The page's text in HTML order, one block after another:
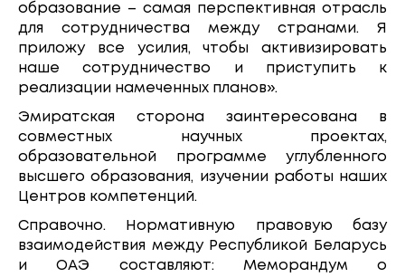
образование – самая перспективная отрасль
для сотрудничества между странами. Я
приложу все усилия, чтобы активизировать
наше сотрудничество и приступить к
реализации намеченных планов».
Эмиратская сторона заинтересована в
совместных научных проектах,
образовательной программе углубленного
высшего образования, изучении работы наших
Центров компетенций.
Справочно. Нормативную правовую базу
взаимодействия между Республикой Беларусь
и ОАЭ составляют: Меморандум о